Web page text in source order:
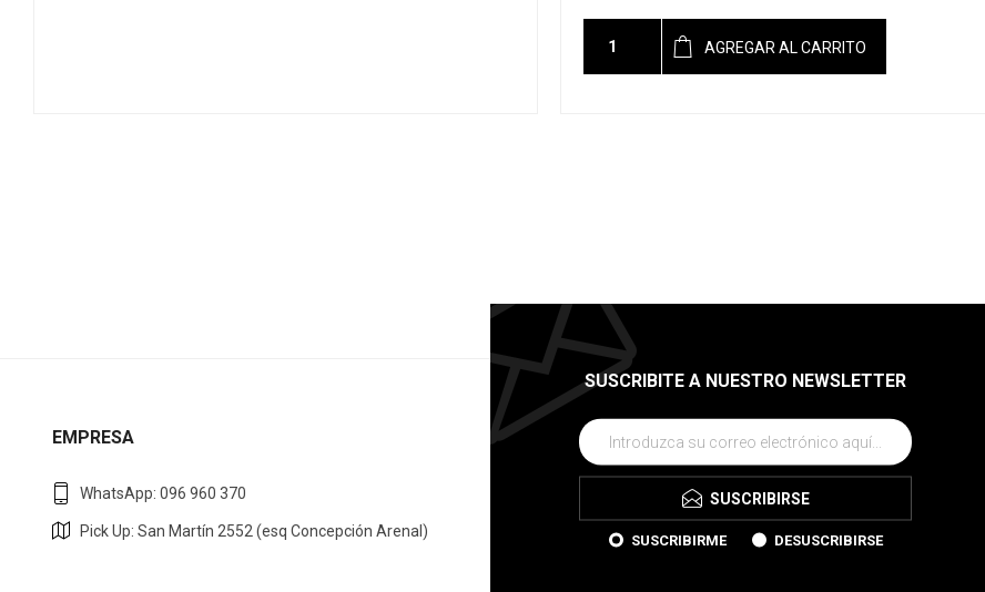
AGREGAR AL CARRITO
SUSCRIBITE A NUESTRO NEWSLETTER
SUSCRIBIRSE
SUSCRIBIRME DESUSCRIBIRSE
EMPRESA
WhatsApp: 096 960 370
Pick Up: San Martín 2552 (esq Concepción Arenal)